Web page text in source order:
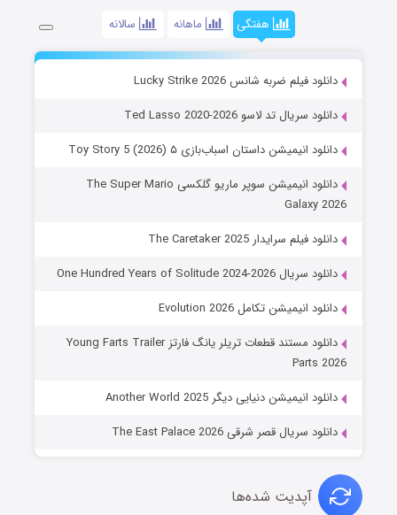
هفتگی ماهانه سالانه
دانلود فیلم ضربه شانس Lucky Strike 2026
دانلود سریال تد لاسو Ted Lasso 2020-2026
دانلود انیمیشن داستان اسباب‌بازی ۵ Toy Story 5 (2026)
دانلود انیمیشن سوپر ماریو گلکسی The Super Mario
Galaxy 2026
دانلود فیلم سرایدار The Caretaker 2025
دانلود سریال One Hundred Years of Solitude 2024-2026
دانلود انیمیشن تکامل Evolution 2026
دانلود مستند قطعات تریلر یانگ فارتز Young Farts Trailer
Parts 2026
دانلود انیمیشن دنیایی دیگر Another World 2025
دانلود سریال قصر شرقی The East Palace 2026
آپدیت شده‌ها